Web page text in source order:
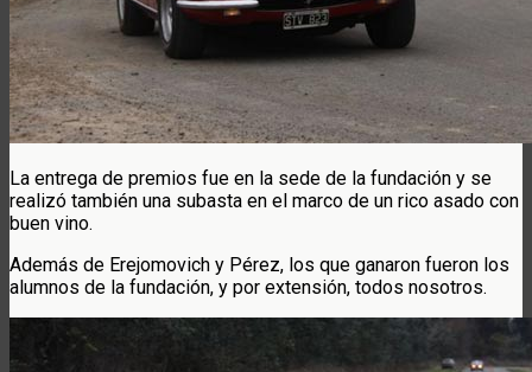
La entrega de premios fue en la sede de la fundación y se
realizó también una subasta en el marco de un rico asado con
buen vino.
Además de Erejomovich y Pérez, los que ganaron fueron los
alumnos de la fundación, y por extensión, todos nosotros.